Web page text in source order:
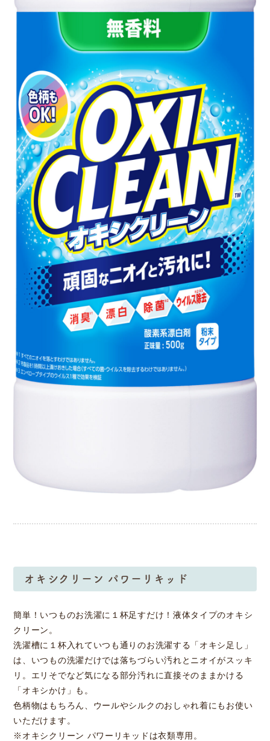
オキシクリーン パワーリキッド
簡単！いつものお洗濯に１杯足すだけ！液体タイプのオキシ
クリーン。
洗濯槽に１杯入れていつも通りのお洗濯する「オキシ足し」
は、いつもの洗濯だけでは落ちづらい汚れとニオイがスッキ
リ。エリそでなど気になる部分汚れに直接そのままかける
「オキシかけ」も。
色柄物はもちろん、ウールやシルクのおしゃれ着にもお使い
いただけます。
※オキシクリーン パワーリキッドは衣類専用。